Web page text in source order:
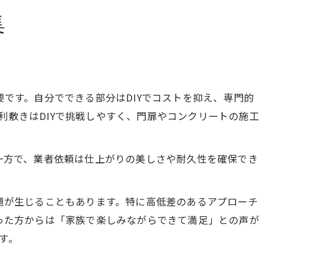
す。自分でできる部分はDIYでコストを抑え、専門的
きはDIYで挑戦しやすく、門扉やコンクリートの施工
で、業者依頼は仕上がりの美しさや耐久性を確保でき
生じることもあります。特に高低差のあるアプローチ
方からは「家族で楽しみながらできて満足」との声が